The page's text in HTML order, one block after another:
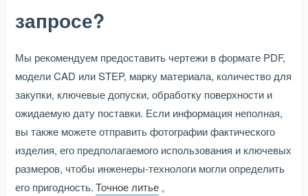
запросе?
Мы рекомендуем предоставить чертежи в формате PDF,
модели CAD или STEP, марку материала, количество для
закупки, ключевые допуски, обработку поверхности и
ожидаемую дату поставки. Если информация неполная,
вы также можете отправить фотографии фактического
изделия, его предполагаемого использования и ключевых
размеров, чтобы инженеры-технологи могли определить
его пригодность.Точное литье 。